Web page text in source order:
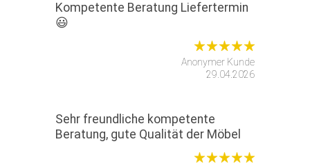
Kompetente Beratung Liefertermin
😃
Anonymer Kunde
29.04.2026
Sehr freundliche kompetente
Beratung, gute Qualität der Möbel